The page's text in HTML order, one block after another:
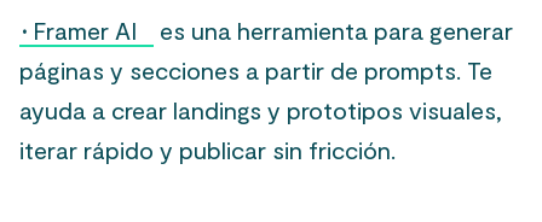
· Framer AI
es una herramienta para generar
páginas y secciones a partir de prompts. Te
ayuda a crear landings y prototipos visuales,
iterar rápido y publicar sin fricción.